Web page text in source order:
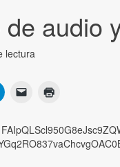
audio
lectura